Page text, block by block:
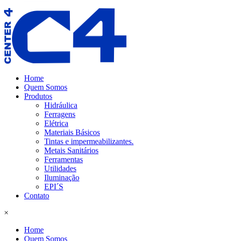
Home
Quem Somos
Produtos
Hidráulica
Ferragens
Elétrica
Materiais Básicos
Tintas e impermeabilizantes.
Metais Sanitários
Ferramentas
Utilidades
Iluminação
EPI´S
Contato
×
Home
Quem Somos